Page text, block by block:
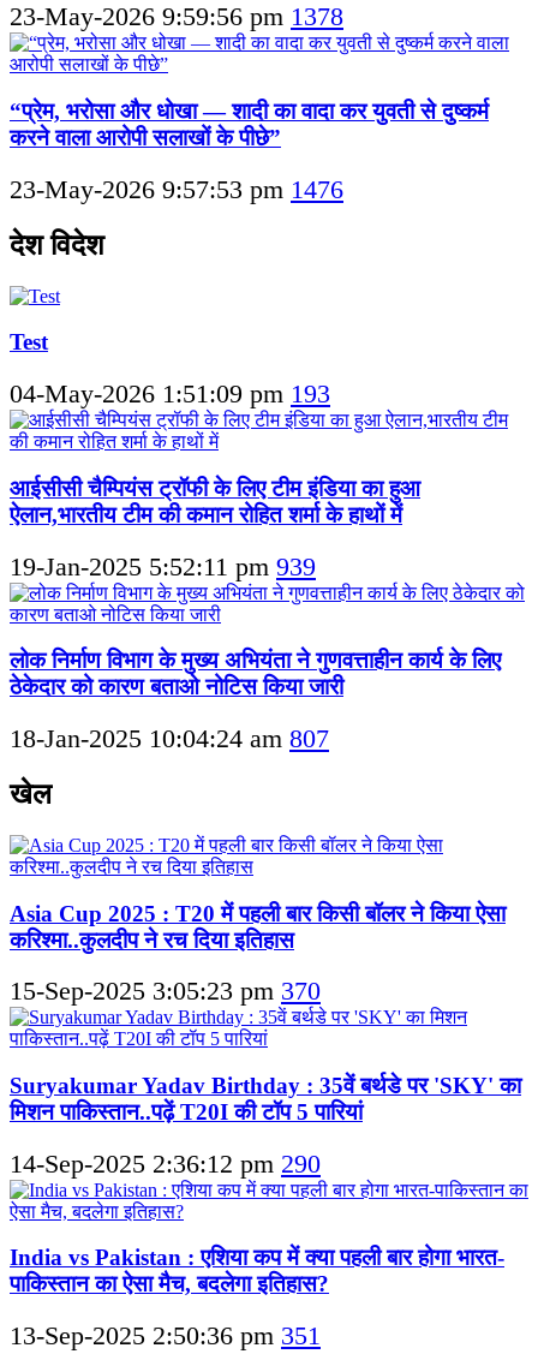
23-May-2026 9:59:56 pm 1378
“प्रेम, भरोसा और धोखा — शादी का वादा कर युवती से दुष्कर्म
करने वाला आरोपी सलाखों के पीछे”
23-May-2026 9:57:53 pm 1476
देश विदेश
Test
04-May-2026 1:51:09 pm 193
आईसीसी चैम्पियंस ट्रॉफी के लिए टीम इंडिया का हुआ
ऐलान,भारतीय टीम की कमान रोहित शर्मा के हाथों में
19-Jan-2025 5:52:11 pm 939
लोक निर्माण विभाग के मुख्य अभियंता ने गुणवत्ताहीन कार्य के लिए
ठेकेदार को कारण बताओ नोटिस किया जारी
18-Jan-2025 10:04:24 am 807
खेल
Asia Cup 2025 : T20 में पहली बार किसी बॉलर ने किया ऐसा
करिश्मा..कुलदीप ने रच दिया इतिहास
15-Sep-2025 3:05:23 pm 370
Suryakumar Yadav Birthday : 35वें बर्थडे पर 'SKY' का
मिशन पाकिस्तान..पढ़ें T20I की टॉप 5 पारियां
14-Sep-2025 2:36:12 pm 290
India vs Pakistan : एशिया कप में क्या पहली बार होगा भारत-
पाकिस्तान का ऐसा मैच, बदलेगा इतिहास?
13-Sep-2025 2:50:36 pm 351